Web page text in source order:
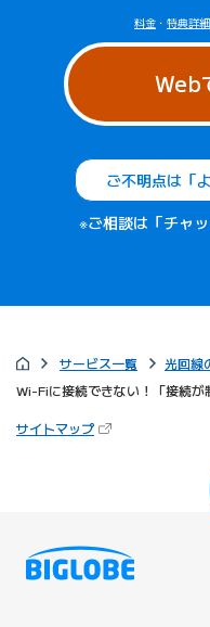
料金 ・ 特典詳細
Web
ご不明点は「
※ご相談は「チャ
サービス一覧 光回線
Wi-Fiに接続できない！「接続
サイトマップ（新しいタブで開き